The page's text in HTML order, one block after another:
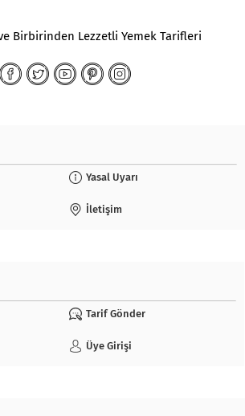
Birbirinden Lezzetli Yemek Tarifleri
Yasal Uyarı
İletişim
Tarif Gönder
Üye Girişi